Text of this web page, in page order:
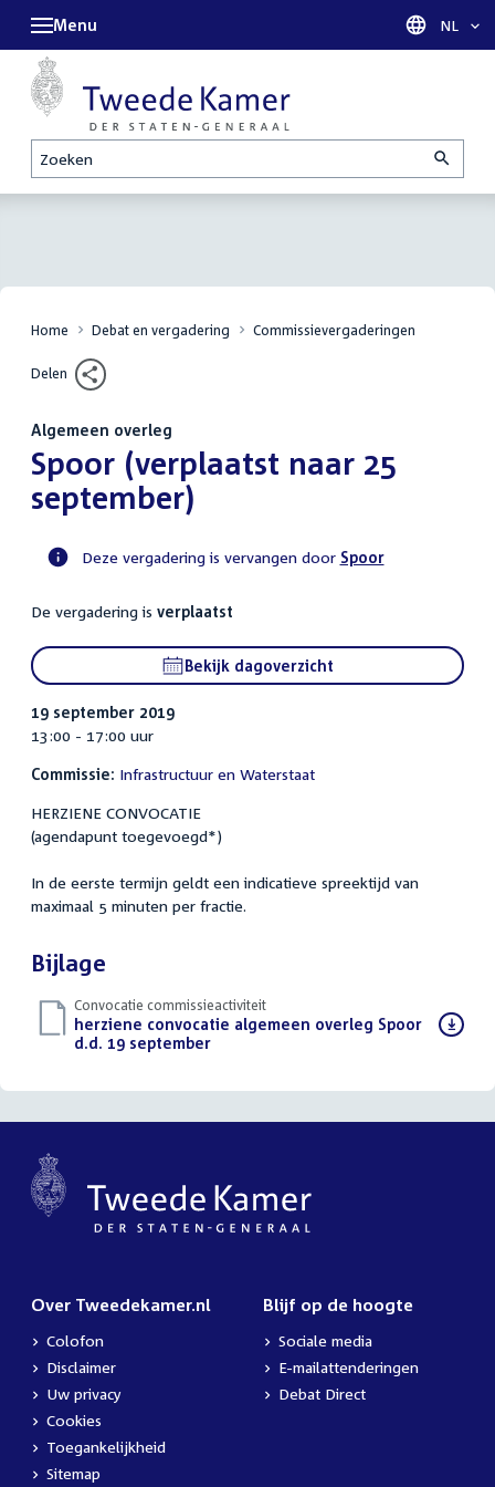
Zoeken
Menu Taal
NL
Home Debat en vergadering Commissievergaderingen
Delen
Algemeen overleg
:Spoor (verplaatst naar 25
september)
commissie
activiteit
Deze vergadering is vervangen door Spoor
De vergadering is verplaatst
Bekijk dagoverzicht
19 september 2019
13:00 - 17:00 uur
Commissie: Infrastructuur en Waterstaat
HERZIENE CONVOCATIE
(agendapunt toegevoegd*)
In de eerste termijn geldt een indicatieve spreektijd van
maximaal 5 minuten per fractie.
Bijlage
Convocatie commissieactiviteit
Download
bestand:
herziene convocatie algemeen overleg Spoor
d.d. 19 september(PDF)
Over Tweedekamer.nl
Colofon
Disclaimer
Uw privacy
Cookies
Toegankelijkheid
Sitemap
Blijf op de hoogte
Sociale media
E-mailattenderingen
Debat Direct